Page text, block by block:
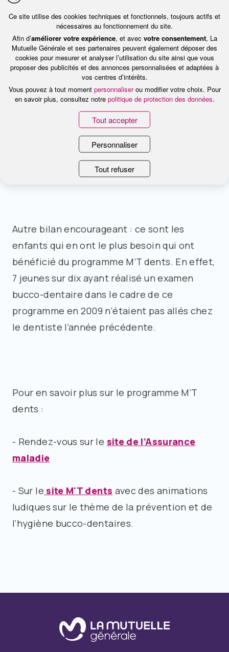
Une hausse également marquée chez les
jeunes de dix-huit ans, population
traditionnellement difficile à convaincre.
Elle atteint en 2009 plus du quart de cette
tranche d’âge pour seulement 11,5% en 2007.
Un programme qui touche sa cible
Autre bilan encourageant : ce sont les
enfants qui en ont le plus besoin qui ont
bénéficié du programme M’T dents. En effet,
7 jeunes sur dix ayant réalisé un examen
bucco-dentaire dans le cadre de ce
programme en 2009 n’étaient pas allés chez
le dentiste l’année précédente.
Pour en savoir plus sur le programme M’T
dents :
- Rendez-vous sur le site de l’Assurance
maladie
- Sur le site M'T dents avec des animations
ludiques sur le thème de la prévention et de
l’hygiène bucco-dentaires.
Ce site utilise des cookies techniques et fonctionnels, toujours actifs et
nécessaires au fonctionnement du site.
Afin d’améliorer votre expérience, et avec votre consentement, La
Mutuelle Générale et ses partenaires peuvent également déposer des
cookies pour mesurer et analyser l’utilisation du site ainsi que vous
proposer des publicités et des annonces personnalisées et adaptées à
vos centres d’intérêts.
Vous pouvez à tout moment personnaliserou modifier votre choix. Pour
en savoir plus, consultez notre politique de protection des données.
Tout accepter
Personnaliser
Tout refuser